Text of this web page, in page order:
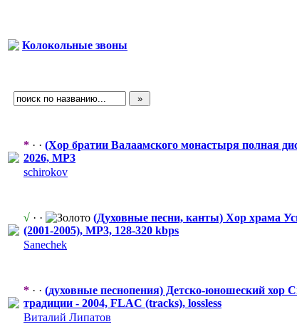
Колокольные звоны
* · · (Хор братии Валаамского монастыря полная
2026, MP3
schirokov
√ · ·
(Духовные песни, канты) Хор храма
(2001-2005), MP3, 128-320 kbps
Sanechek
* · · (духовные песнопения) Детско-юноше​ский хор
традиции - 2004, FLAC (tracks), lossless
Виталий Липатов